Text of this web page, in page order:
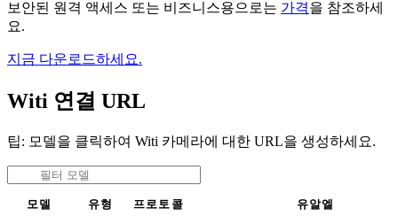
보안된 원격 액세스 또는 비즈니스용으로는 가격을 참조하세
요.
지금 다운로드하세요.
Witi 연결 URL
팁: 모델을 클릭하여 Witi 카메라에 대한 URL을 생성하세요.
모델 유형 프로토콜 유알엘